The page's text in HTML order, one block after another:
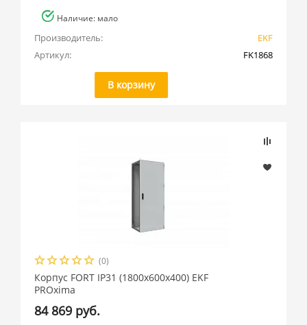
Наличие: мало
Производитель:
EKF
Артикул:
FK1868
В корзину
(0)
Корпус FORT IP31 (1800x600x400) EKF
PROxima
84 869 руб.